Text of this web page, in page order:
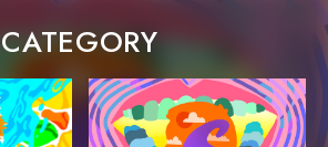
CATEGORY